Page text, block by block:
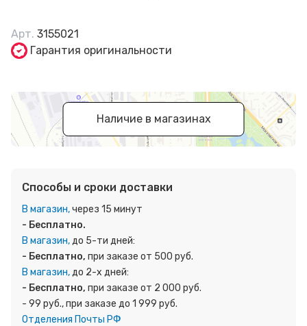
Арт. 3155021
Гарантия оригинальности
Наличие в магазинах
Способы и сроки доставки
В магазин,через 15 минут
- Бесплатно.
В магазин,до 5-ти дней:
- Бесплатно, при заказе от 500 руб.
В магазин,до 2-х дней:
- Бесплатно, при заказе от 2 000 руб.
- 99 руб., при заказе до 1 999 руб.
Отделения Почты РФ